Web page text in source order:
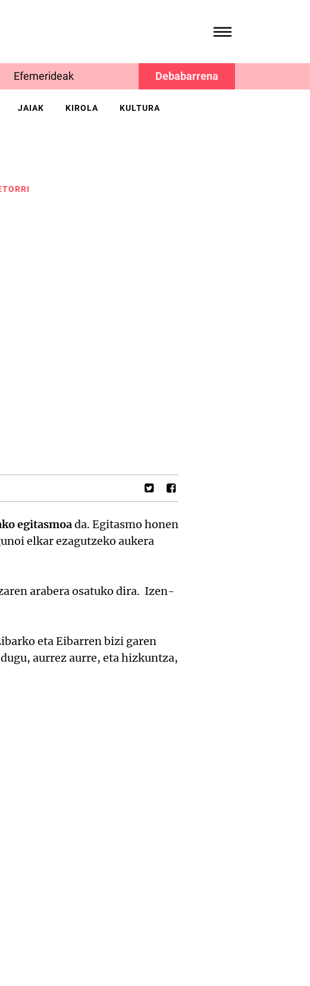
Efemerideak Debabarrena
JAIAK KIROLA KULTURA
egitasmoada. Egitasmo honen
elkar ezagutzeko aukera
arabera osatuko dira. Izen-
eta Eibarren bizi garen
aurrez aurre, eta hizkuntza,